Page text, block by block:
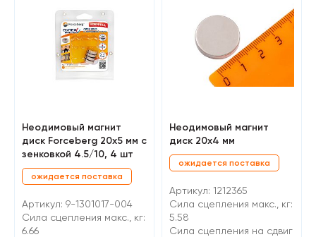
Неодимовый магнит
диск Forceberg 20х5 мм с
зенковкой 4.5/10, 4 шт
ожидается поставка
Артикул: 9-1301017-004
Сила сцепления макс., кг:
6.66
Неодимовый магнит
диск 20х4 мм
ожидается поставка
Артикул: 1212365
Сила сцепления макс., кг:
5.58
Cила сцепления на сдвиг